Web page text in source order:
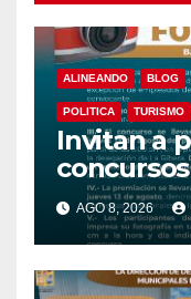
ALINEANDO BLOG
POLITICA TURISMO
Invitan a
canto y
AGO 8, 2026